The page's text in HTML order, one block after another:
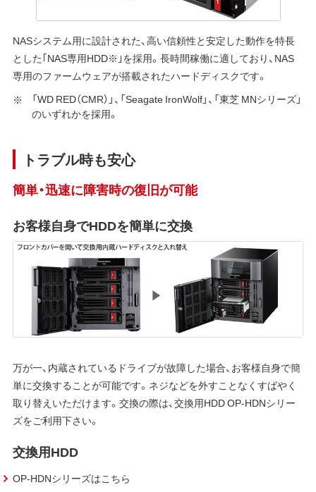
NASシステム用に設計された、高い信頼性と安定した動作を特長
とした｢NAS専用HDD※｣を採用。長時間稼働に適しており、NAS
専用のファームウェアが搭載されたハードディスクです。
「WD RED（CMR）」、「Seagate IronWolf」、「東芝 MNシリーズ」
のいずれかを採用。
トラブル時も安心
簡単・迅速に障害時の復旧が可能
お客様自身でHDDを簡単に交換
万が一、内蔵されているドライブが故障した場合、お客様自身で簡
単に交換することが可能です。ネジなどを外すことなくすばやく
取り替えいただけます。交換の際は、交換用HDD OP-HDNシリー
ズをご利用下さい。
交換用HDD
OP-HDNシリーズはこちら